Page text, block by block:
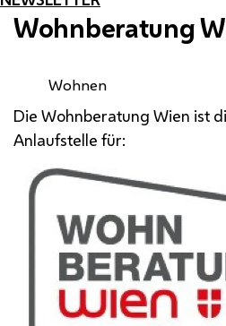
Wohnberatung
Wohnen
Die Wohnberatung Wien ist
Anlaufstelle für: